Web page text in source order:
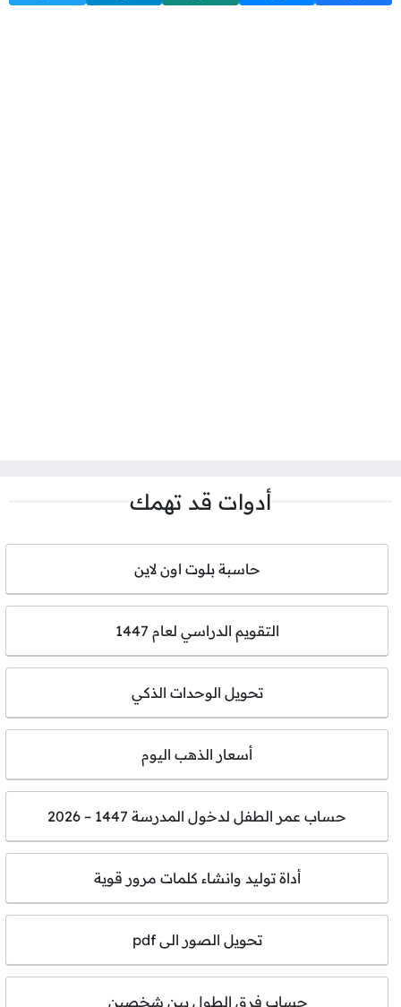
أدوات قد تهمك
حاسبة بلوت اون لاين
التقويم الدراسي لعام 1447
تحويل الوحدات الذكي
أسعار الذهب اليوم
حساب عمر الطفل لدخول المدرسة 1447 – 2026
أداة توليد وانشاء كلمات مرور قوية
تحويل الصور الى pdf
حساب فرق الطول بين شخصين